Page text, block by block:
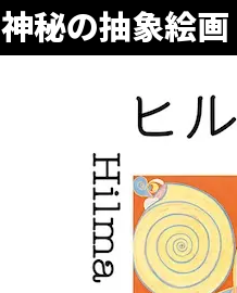
神秘の抽象絵画